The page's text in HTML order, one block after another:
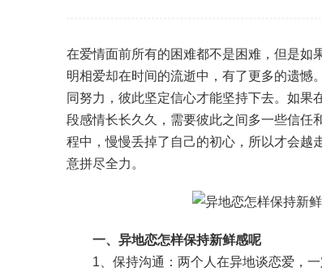
在爱情面前所有的困难都不是困难，但是如
明相爱却在时间的流逝中，有了更多的遗憾
同努力，彼此坚定信心才能坚持下去。如
段感情长长久久，需要彼此之间多一些信任
程中，慢慢丢掉了自己的初心，所以才会越
意拼尽全力。
一、异地恋怎样保持新鲜感呢
1、保持沟通：两个人在异地谈恋爱，一